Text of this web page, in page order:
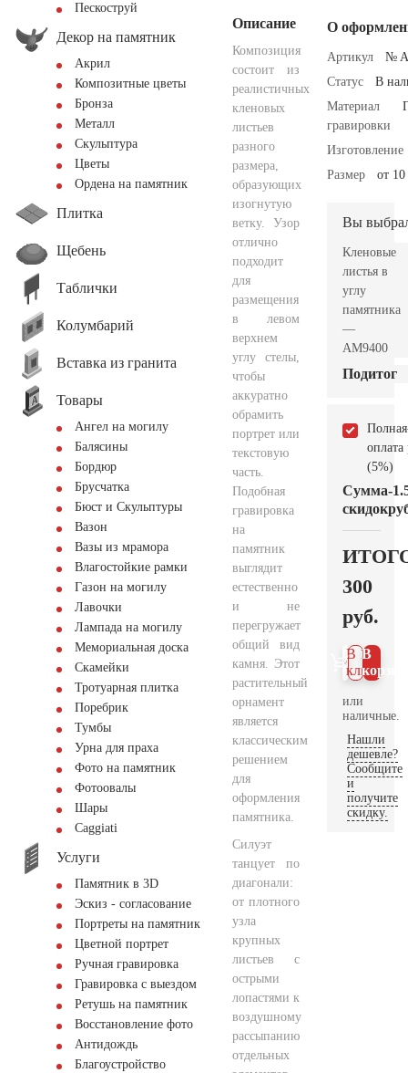
Пескоструй
Декор на памятник
Акрил
Композитные цветы
Бронза
Металл
Скульптура
Цветы
Ордена на памятник
Плитка
Щебень
Таблички
Колумбарий
Вставка из гранита
Товары
Ангел на могилу
Балясины
Бордюр
Брусчатка
Бюст и Скульптуры
Вазон
Вазы из мрамора
Влагостойкие рамки
Газон на могилу
Лавочки
Лампада на могилу
Мемориальная доска
Скамейки
Тротуарная плитка
Поребрик
Тумбы
Урна для праха
Фото на памятник
Фотоовалы
Шары
Сaggiati
Услуги
Памятник в 3D
Эскиз - согласование
Портреты на памятник
Цветной портрет
Ручная гравировка
Гравировка с выездом
Ретушь на памятник
Восстановление фото
Антидождь
Благоустройство
Описание
Композиция
состоит из
реалистичных
кленовых
листьев
разного
размера,
образующих
изогнутую
ветку. Узор
отлично
подходит
для
размещения
в левом
верхнем
углу стелы,
чтобы
аккуратно
обрамить
портрет или
текстовую
часть.
Подобная
гравировка
на
памятник
выглядит
естественно
и не
перегружает
общий вид
камня. Этот
растительный
орнамент
является
классическим
решением
для
оформления
памятника.
Силуэт
танцует по
диагонали:
от плотного
узла
крупных
листьев с
острыми
лопастями к
воздушному
рассыпанию
отдельных
О
Артикул
№
Статус
В
Материал
гравировки
Изготовление
Размер
от
Вы
Кленовые
листья в
углу
памятника
—
AM9400
Подитог
Полная
оплата
(5%)
Сумма
скидок
-
300
руб.
В
В 1
клик
или
наличные.
Нашли
дешевле?
Сообщите
и
получите
скидку.